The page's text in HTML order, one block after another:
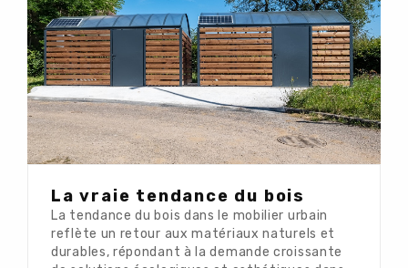
La vraie tendance du bois
La tendance du bois dans le mobilier urbain
reflète un retour aux matériaux naturels et
durables, répondant à la demande croissante